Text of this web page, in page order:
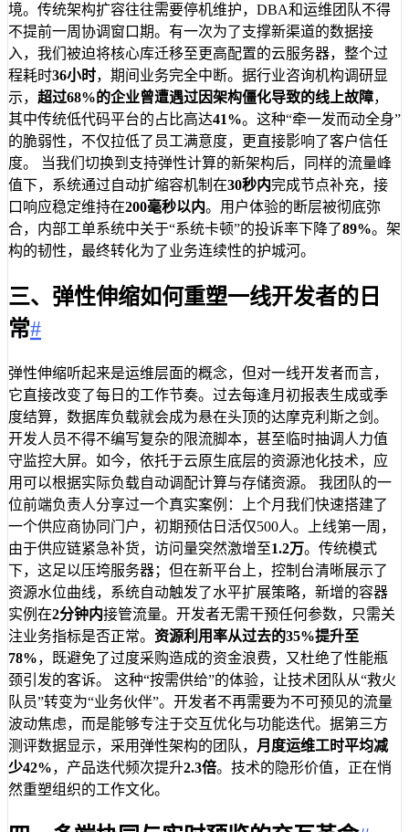
境。传统架构扩容往往需要停机维护，DBA和运维团队不得
不提前一周协调窗口期。有一次为了支撑新渠道的数据接
入，我们被迫将核心库迁移至更高配置的云服务器，整个过
程耗时36小时，期间业务完全中断。据行业咨询机构调研显
示， 超过68%的企业曾遭遇过因架构僵化导致的线上故障，
其中传统低代码平台的占比高达41%。这种“牵一发而动全身”
的脆弱性，不仅拉低了员工满意度，更直接影响了客户信任
度。 当我们切换到支持弹性计算的新架构后，同样的流量峰
值下，系统通过自动扩缩容机制在30秒内完成节点补充，接
口响应稳定维持在200毫秒以内。用户体验的断层被彻底弥
合，内部工单系统中关于“系统卡顿”的投诉率下降了89%。架
构的韧性，最终转化为了业务连续性的护城河。
三、弹性伸缩如何重塑一线开发者的日
常#
弹性伸缩听起来是运维层面的概念，但对一线开发者而言，
它直接改变了每日的工作节奏。过去每逢月初报表生成或季
度结算，数据库负载就会成为悬在头顶的达摩克利斯之剑。
开发人员不得不编写复杂的限流脚本，甚至临时抽调人力值
守监控大屏。如今，依托于云原生底层的资源池化技术，应
用可以根据实际负载自动调配计算与存储资源。 我团队的一
位前端负责人分享过一个真实案例：上个月我们快速搭建了
一个供应商协同门户，初期预估日活仅500人。上线第一周，
由于供应链紧急补货，访问量突然激增至1.2万。传统模式
下，这足以压垮服务器；但在新平台上，控制台清晰展示了
资源水位曲线，系统自动触发了水平扩展策略，新增的容器
实例在2分钟内接管流量。开发者无需干预任何参数，只需关
注业务指标是否正常。 资源利用率从过去的35%提升至
78%，既避免了过度采购造成的资金浪费，又杜绝了性能瓶
颈引发的客诉。 这种“按需供给”的体验，让技术团队从“救火
队员”转变为“业务伙伴”。开发者不再需要为不可预见的流量
波动焦虑，而是能够专注于交互优化与功能迭代。据第三方
测评数据显示，采用弹性架构的团队，
月度运维工时平均减
少42%，产品迭代频次提升2.3倍。技术的隐形价值，正在悄
然重塑组织的工作文化。